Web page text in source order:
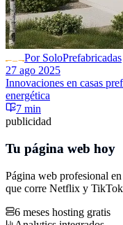
Por SoloPrefabricadas
27 ago 2025
Innovaciones en casas
energética
7 min
publicidad
Tu página web hoy
Página web profesional
que corre Netflix y TikTok
6 meses hosting gratis